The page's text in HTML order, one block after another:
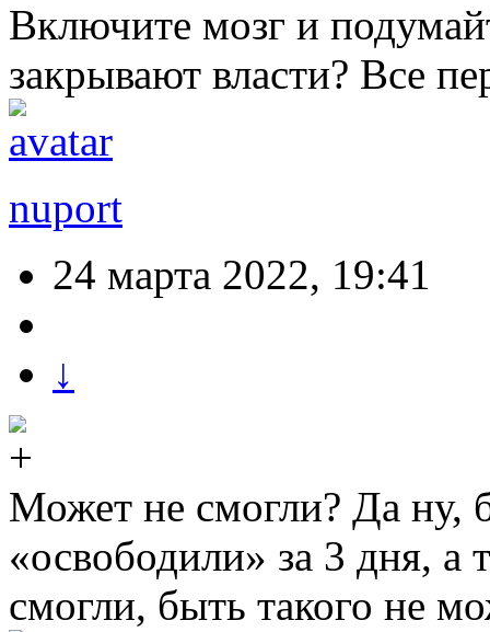
Включите мозг и
закрывают власти? Все
nuport
24 марта 2022, 19:41
↓
Может не смогли? Да ну,
«освободили» за 3 дня, а
смогли, быть такого не